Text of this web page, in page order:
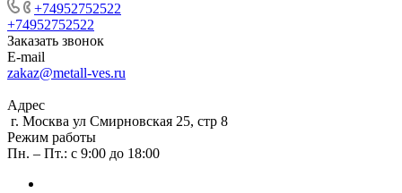
+74952752522
+74952752522
Заказать звонок
E-mail
zakaz@metall-ves.ru
Адрес
г. Москва ул Смирновская 25, стр 8
Режим работы
Пн. – Пт.: с 9:00 до 18:00